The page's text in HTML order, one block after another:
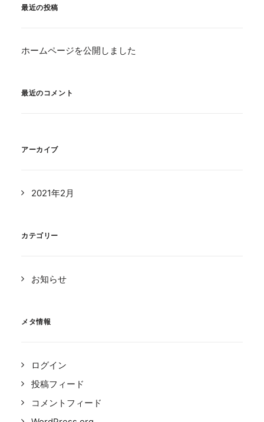
最近の投稿
ホームページを公開しました
最近のコメント
アーカイブ
2021年2月
カテゴリー
お知らせ
メタ情報
ログイン
投稿フィード
コメントフィード